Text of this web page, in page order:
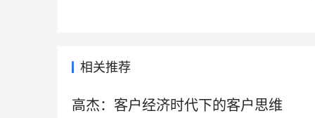
相关推荐
高杰：客户经济时代下的客户思维